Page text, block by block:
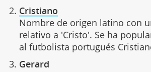
Cristiano
Nombre de origen latino con
relativo a 'Cristo'. Se ha
al futbolista portugués
Gerard